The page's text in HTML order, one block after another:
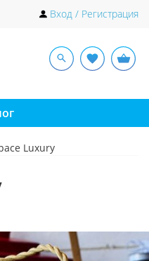
Вход / Регистрация
Luxury